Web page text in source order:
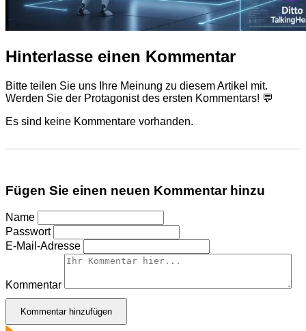
Hinterlasse einen Kommentar
Bitte teilen Sie uns Ihre Meinung zu diesem Artikel mit.
Werden Sie der Protagonist des ersten Kommentars! 💬
Es sind keine Kommentare vorhanden.
Fügen Sie einen neuen Kommentar hinzu
Name
Passwort
E-Mail-Adresse
Kommentar
Kommentar hinzufügen